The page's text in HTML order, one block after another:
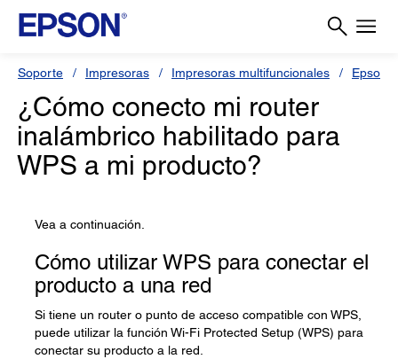
Soporte Impresoras Impresoras multifuncionales Epson L
¿Cómo conecto mi router
inalámbrico habilitado para
WPS a mi producto?
Vea a continuación.
Cómo utilizar WPS para conectar el
producto a una red
Si tiene un router o punto de acceso compatible con WPS,
puede utilizar la función Wi-Fi Protected Setup (WPS) para
conectar su producto a la red.